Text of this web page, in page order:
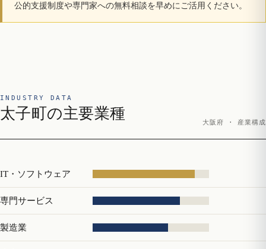
公的支援制度や専門家への無料相談を早めにご活用ください。
INDUSTRY DATA
太子町の主要業種
大阪府 · 産業構成
IT・ソフトウェア
専門サービス
製造業